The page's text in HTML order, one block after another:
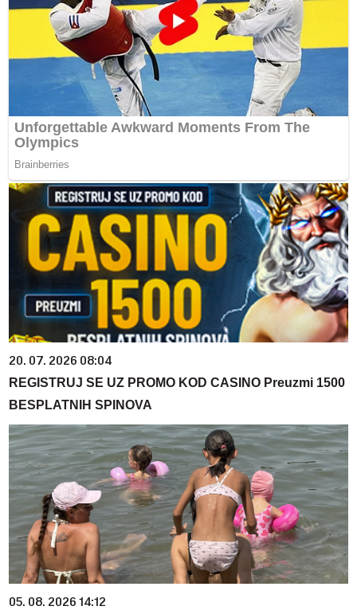
20. 07. 2026 08:04
REGISTRUJ SE UZ PROMO KOD CASINO Preuzmi 1500
BESPLATNIH SPINOVA
05. 08. 2026 14:12